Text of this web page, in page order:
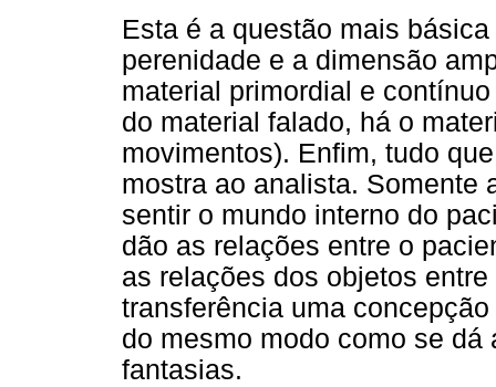
Esta é a questão mais
perenidade e a dimensão
material primordial e
do material falado, há o
movimentos). Enfim, tudo
mostra ao analista. Somente
sentir o mundo interno do
dão as relações entre o
as relações dos objetos
transferência uma
do mesmo modo como se
fantasias.